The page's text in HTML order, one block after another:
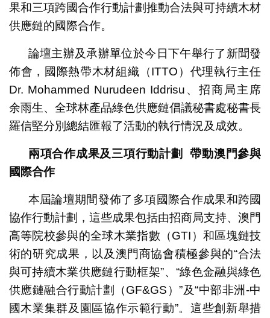
果和三項跨國合作行動計劃推動合法與可持續木材
供應鏈的國際合作。
論壇主辦及承辦單位於今日下午舉行了新聞發
佈會，國際熱帶木材組織（ITTO）代理執行主任
Dr. Mohammed Nurudeen Iddrisu、招商局主席
余雨生、全球林產品綠色供應鏈倡議秘書處秘書長
羅信堅分別總結匯報了活動的執行情況及成效。
兩項合作成果及三項行動計劃
帶動澳門參與
國際合作
本屆論壇期間發佈了多項國際合作成果和跨國
協作行動計劃，這些成果包括由招商局支持、澳門
高等院校參與的全球木業指數（GTI）和區塊鏈技
術的研究成果，以及澳門商協會積極參與的“合法
與可持續木業供應鏈行動框架”、“綠色金融與綠色
供應鏈融合行動計劃（GF&GS）”及“中部非洲-中
國木業集群及園區協作示範行動”。這些創新舉措